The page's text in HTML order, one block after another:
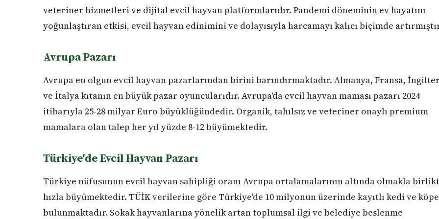
veteriner hizmetleri ve dijital evcil hayvan platformlarıdır. Pandemi döneminin ev hayatını
yoğunlaştıran etkisi, evcil hayvan edinimini ve dolayısıyla harcamayı kalıcı biçimde
Avrupa Pazarı
Avrupa en olgun evcil hayvan pazarlarından birini barındırmaktadır. Almanya, Fransa,
ve İtalya kıtanın en büyük pazar oyuncularıdır. Avrupa'da evcil hayvan maması pazarı 2024
itibarıyla 25-28 milyar Euro büyüklüğündedir. Organik, tahılsız ve veteriner onaylı premium
mamalara olan talep her yıl yüzde 8-12 büyümektedir.
Türkiye'de Evcil Hayvan Pazarı
Türkiye nüfusunun evcil hayvan sahipliği oranı Avrupa ortalamalarının altında olmakla
hızla büyümektedir. TÜİK verilerine göre Türkiye'de 10 milyonun üzerinde kayıtlı kedi ve
bulunmaktadır. Sokak hayvanlarına yönelik artan toplumsal ilgi ve belediye beslenme